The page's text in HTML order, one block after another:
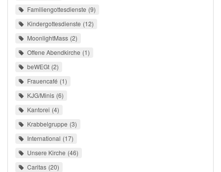
Familiengottesdienste 9
Kindergottesdienste 12
MoonlightMass 2
Offene Abendkirche 1
beWEGt 2
Frauencafé 1
KJG/Minis 6
Kantorei 4
Krabbelgruppe 3
International 17
Unsere Kirche 46
Caritas 20